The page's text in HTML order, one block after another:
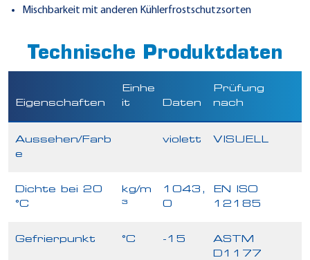
Mischbarkeit mit anderen Kühlerfrostschutzsorten
Technische Produktdaten
Eigenschaften
Einhe
it
Daten
Prüfung
nach
Aussehen/Farb
e
violett VISUELL
Dichte bei 20
°C
kg/m
³
1043,
0
EN ISO
12185
Gefrierpunkt °C -15
ASTM
D1177